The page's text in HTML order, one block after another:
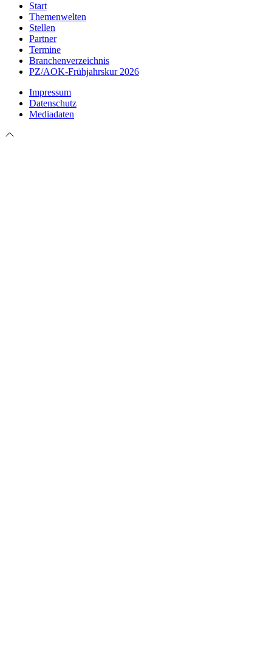
Start
Themenwelten
Stellen
Partner
Termine
Branchenverzeichnis
PZ/AOK-Frühjahrskur 2026
Impressum
Datenschutz
Mediadaten